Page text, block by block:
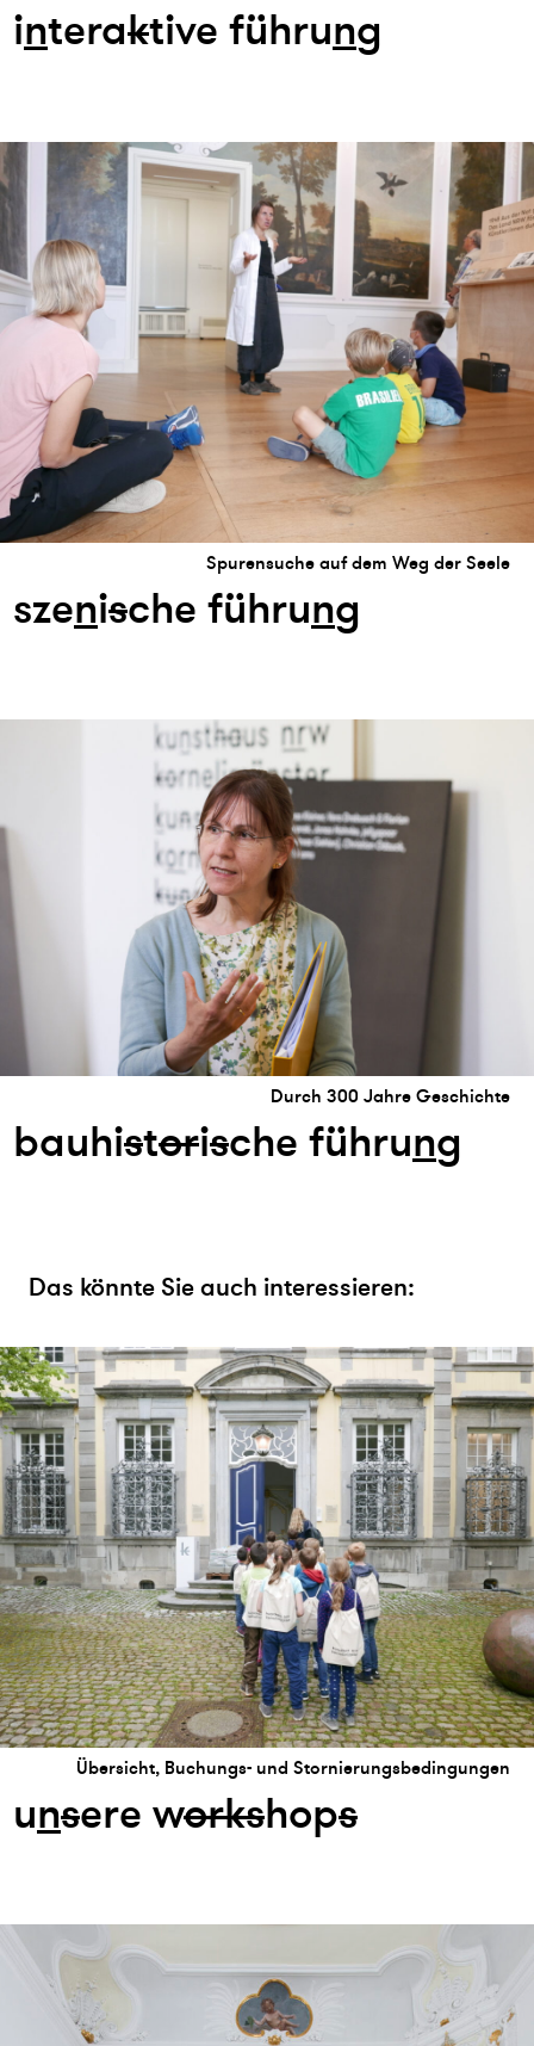
interaktive führung
Spurensuche auf dem Weg der Seele
szenische führung
Durch 300 Jahre Geschichte
bauhistorische führung
Das könnte Sie auch interessieren:
Übersicht, Buchungs- und Stornierungsbedingungen
unsere workshops